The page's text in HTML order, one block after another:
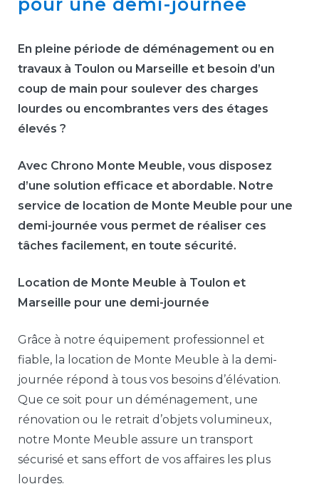
pour une demi-journée
En pleine période de déménagement ou en
travaux à Toulon ou Marseille et besoin d’un
coup de main pour soulever des charges
lourdes ou encombrantes vers des étages
élevés ?
Avec Chrono Monte Meuble, vous disposez
d’une solution efficace et abordable. Notre
service de location de Monte Meuble pour une
demi-journée vous permet de réaliser ces
tâches facilement, en toute sécurité.
Location de Monte Meuble à Toulon et
Marseille pour une demi-journée
Grâce à notre équipement professionnel et
fiable, la location de Monte Meuble à la demi-
journée répond à tous vos besoins d’élévation.
Que ce soit pour un déménagement, une
rénovation ou le retrait d’objets volumineux,
notre Monte Meuble assure un transport
sécurisé et sans effort de vos affaires les plus
lourdes.